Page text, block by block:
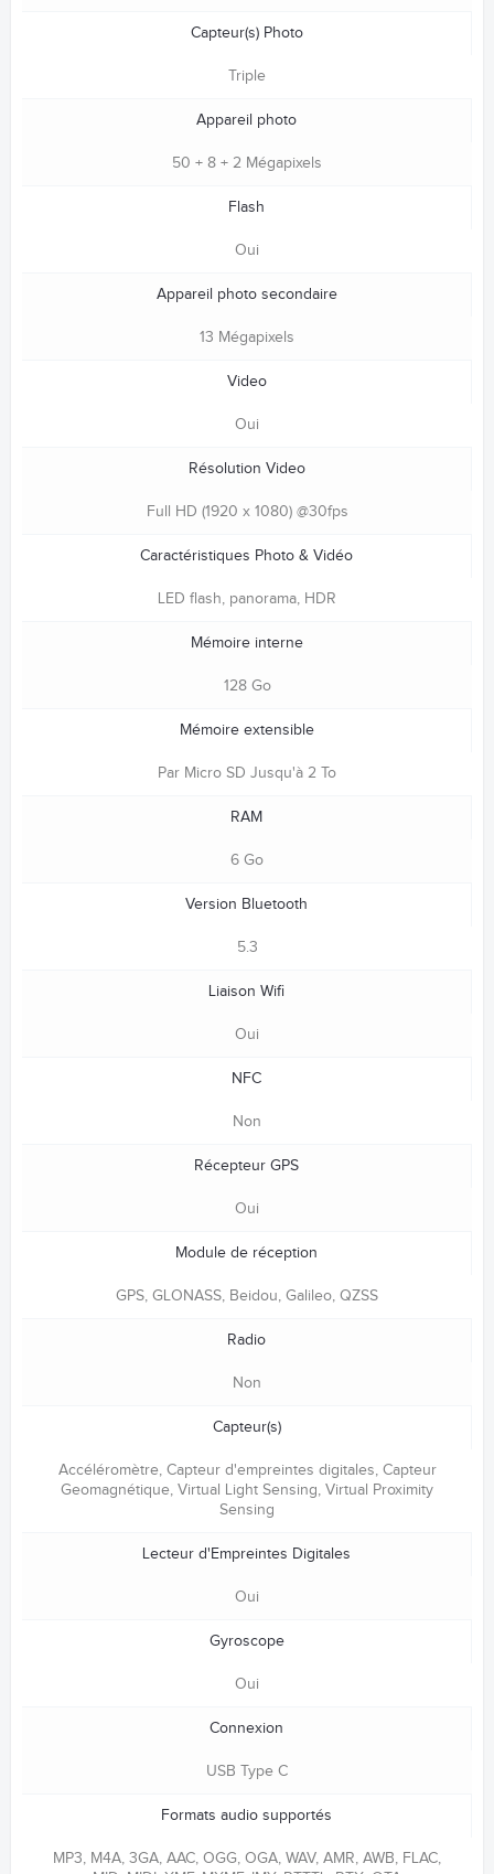
Capteur(s) Photo
Triple
Appareil photo
50 + 8 + 2 Mégapixels
Flash
Oui
Appareil photo secondaire
13 Mégapixels
Video
Oui
Résolution Video
Full HD (1920 x 1080) @30fps
Caractéristiques Photo & Vidéo
LED flash, panorama, HDR
Mémoire interne
128 Go
Mémoire extensible
Par Micro SD Jusqu'à 2 To
RAM
6 Go
Version Bluetooth
5.3
Liaison Wifi
Oui
NFC
Non
Récepteur GPS
Oui
Module de réception
GPS, GLONASS, Beidou, Galileo, QZSS
Radio
Non
Capteur(s)
Accéléromètre, Capteur d'empreintes digitales, Capteur
Geomagnétique, Virtual Light Sensing, Virtual Proximity
Sensing
Lecteur d'Empreintes Digitales
Oui
Gyroscope
Oui
Connexion
USB Type C
Formats audio supportés
MP3, M4A, 3GA, AAC, OGG, OGA, WAV, AMR, AWB, FLAC,